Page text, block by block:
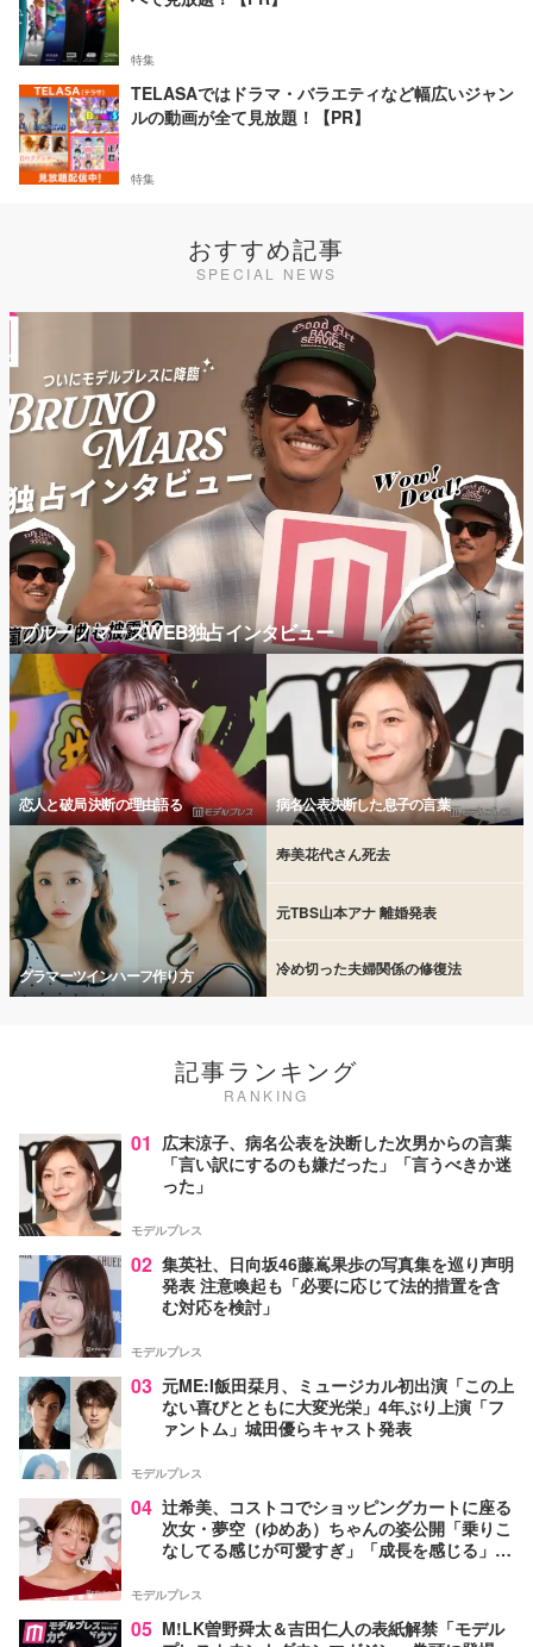
特集
TELASAではドラマ・バラエティなど幅広いジャン
ルの動画が全て見放題！【PR】
特集
おすすめ記事
SPECIAL NEWS
ブルーノマーズWEB独占インタビュー
恋人と破局 決断の理由語る 病名公表決断した息子の言葉
グラマーツインハーフ作り方
寿美花代さん死去
元TBS山本アナ 離婚発表
冷め切った夫婦関係の修復法
記事ランキング
RANKING
01 広末涼子、病名公表を決断した次男からの言葉
「言い訳にするのも嫌だった」「言うべきか迷
った」
モデルプレス
02 集英社、日向坂46藤嶌果歩の写真集を巡り声明
発表 注意喚起も「必要に応じて法的措置を含
む対応を検討」
モデルプレス
03 元ME:I飯田栞月、ミュージカル初出演「この上
ない喜びとともに大変光栄」4年ぶり上演「フ
ァントム」城田優らキャスト発表
モデルプレス
04 辻希美、コストコでショッピングカートに座る
次女・夢空（ゆめあ）ちゃんの姿公開「乗りこ
なしてる感じが可愛すぎ」「成長を感じる」の
モデルプレス
05 M!LK曽野舜太＆吉田仁人の表紙解禁「モデル